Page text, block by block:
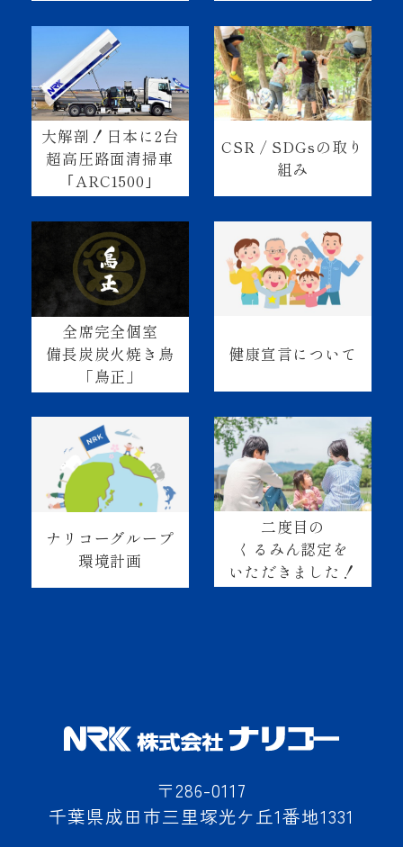
大解剖！日本に2台
超高圧路面清掃車
｢ARC1500｣
CSR / SDGsの取り
組み
全席完全個室
備長炭炭火焼き鳥
「鳥正」
健康宣言について
ナリコーグループ
環境計画
二度目の
くるみん認定を
いただきました！
〒286-0117
千葉県成田市三里塚光ケ丘1番地1331